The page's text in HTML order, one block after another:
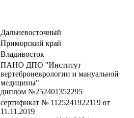
Дальневосточный
Приморский край
Владивосток
ПАНО ДПО "Институт
вертеброневрологии и мануальной
медицины"
диплом №252401352295
сертификат № 1125241922119 от
11.11.2019